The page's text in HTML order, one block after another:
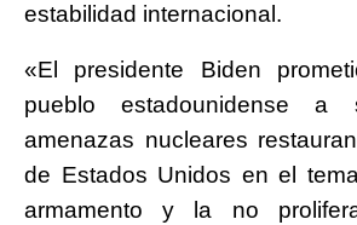
estabilidad internacional.
«El presidente Biden
pueblo estadounidense
amenazas nucleares
de Estados Unidos en el
armamento y la no